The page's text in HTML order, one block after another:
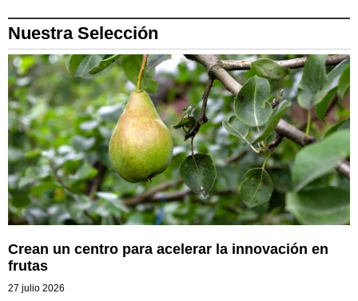
Nuestra Selección
Crean un centro para acelerar la innovación en
frutas
27 julio 2026